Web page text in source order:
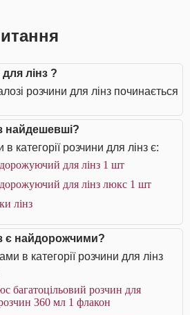
лінз ?
розчини для лінз починається
найдешевші?
категорії розчини для лінз є:
для лінз 1 шт
для лінз люкс 1 шт
лінз
є найдорожчими?
в категорії розчини для лінз
багатоцільовий розчин для
360 мл 1 флакон